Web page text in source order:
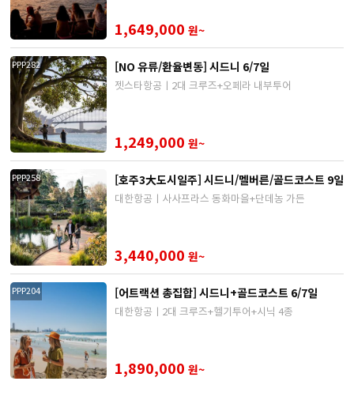
1,649,000 원~
PPP282 [NO 유류/환율변동] 시드니 6/7일
젯스타항공ㅣ2대 크루즈+오페라 내부투어
1,249,000 원~
PPP258 [호주3大도시일주] 시드니/멜버른/골드코스트 9일
대한항공ㅣ사사프라스 동화마을+단데농 가든
3,440,000 원~
PPP204 [어트랙션 총집합] 시드니+골드코스트 6/7일
대한항공ㅣ2대 크루즈+헬기투어+시닉 4종
1,890,000 원~